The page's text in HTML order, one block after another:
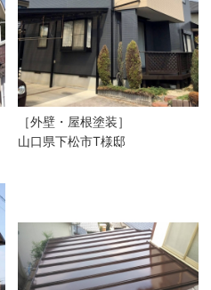
［外壁・屋根塗装］
山口県下松市T様邸